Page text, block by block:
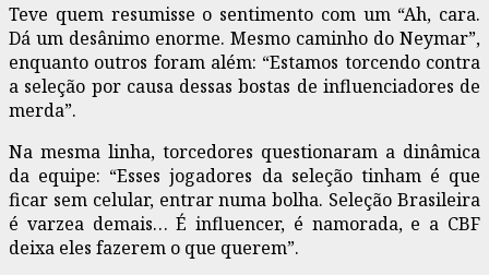
Teve quem resumisse o sentimento com um “Ah, cara.
Dá um desânimo enorme. Mesmo caminho do Neymar”,
enquanto outros foram além: “Estamos torcendo contra
a seleção por causa dessas bostas de influenciadores de
merda”.
Na mesma linha, torcedores questionaram a dinâmica
da equipe: “Esses jogadores da seleção tinham é que
ficar sem celular, entrar numa bolha. Seleção Brasileira
é varzea demais… É influencer, é namorada, e a CBF
deixa eles fazerem o que querem”.